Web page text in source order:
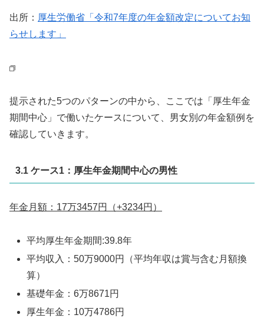
出所： 厚生労働省「令和7年度の年金額改定についてお知
らせします」
提示された5つのパターンの中から、ここでは「厚生年金
期間中心」で働いたケースについて、男女別の年金額例を
確認していきます。
3.1 ケース1：厚生年金期間中心の男性
年金月額：17万3457円（+3234円）
平均厚生年金期間:39.8年
平均収入：50万9000円（平均年収は賞与含む月額換
算）
基礎年金：6万8671円
厚生年金：10万4786円